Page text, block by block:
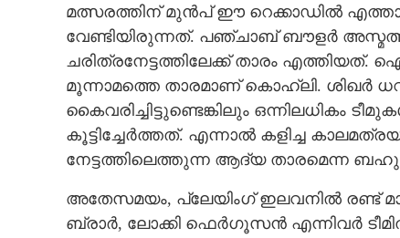
മത്സരത്തിന് മുൻപ് ഈ റെക്കാഡിൽ
വേണ്ടിയിരുന്നത്. പഞ്ചാബ് ബൗളർ
ചരിത്രനേട്ടത്തിലേക്ക് താരം
മൂന്നാമത്തെ താരമാണ് കൊ‌ഹ്‌ലി. ശിഖർ
കൈവരിച്ചിട്ടുണ്ടെങ്കിലും ഒന്നിലധികം
കൂട്ടിച്ചേർത്തത്. എന്നാൽ കളിച്ച
നേട്ടത്തിലെത്തുന്ന ആദ്യ താരമെന്ന
അതേസമയം, പ്ലേയിംഗ് ഇലവനിൽ രണ്ട്
ബ്രാർ, ലോക്കി ഫെർഗൂസൻ എന്നിവർ ടീമിൽ